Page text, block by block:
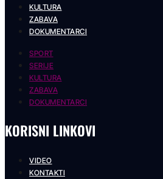
KULTURA
ZABAVA
DOKUMENTARCI
SPORT
SERIJE
KULTURA
ZABAVA
DOKUMENTARCI
KORISNI LINKOVI
VIDEO
KONTAKTI